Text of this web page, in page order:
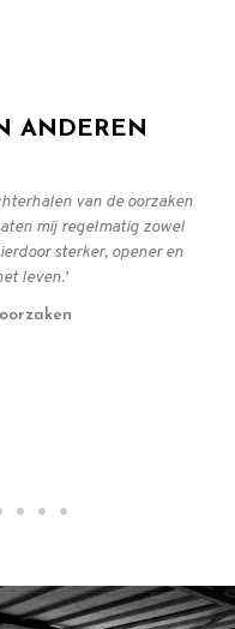
ANDEREN
van de oorzaken
mij regelmatig zowel
sterker, opener en
leven.’